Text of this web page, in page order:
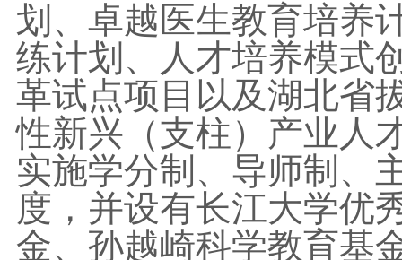
划、卓越医生教育培养
练计划、人才培养模式
革试点项目以及湖北省
性新兴（支柱）产业人
实施学分制、导师制、
度，并设有长江大学优
金、孙越崎科学教育基